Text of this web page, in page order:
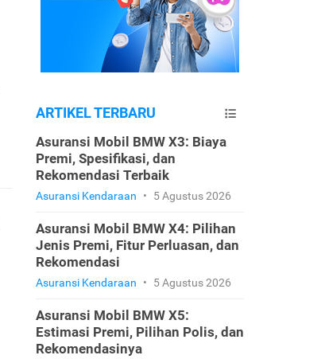
ARTIKEL TERBARU
Asuransi Mobil BMW X3: Biaya
Premi, Spesifikasi, dan
Rekomendasi Terbaik
Asuransi Kendaraan • 5 Agustus 2026
Asuransi Mobil BMW X4: Pilihan
Jenis Premi, Fitur Perluasan, dan
Rekomendasi
Asuransi Kendaraan • 5 Agustus 2026
Asuransi Mobil BMW X5:
Estimasi Premi, Pilihan Polis, dan
Rekomendasinya